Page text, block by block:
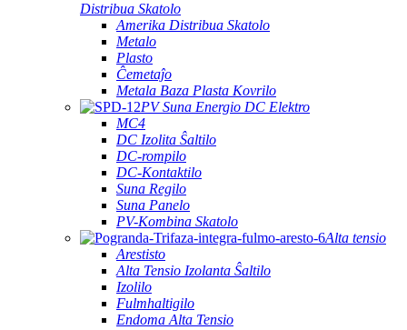
Distribua Skatolo
Amerika Distribua Skatolo
Metalo
Plasto
Ĉemetaĵo
Metala Baza Plasta Kovrilo
PV Suna Energio DC Elektro
MC4
DC Izolita Ŝaltilo
DC-rompilo
DC-Kontaktilo
Suna Regilo
Suna Panelo
PV-Kombina Skatolo
Alta tensio
Arestisto
Alta Tensio Izolanta Ŝaltilo
Izolilo
Fulmhaltigilo
Endoma Alta Tensio